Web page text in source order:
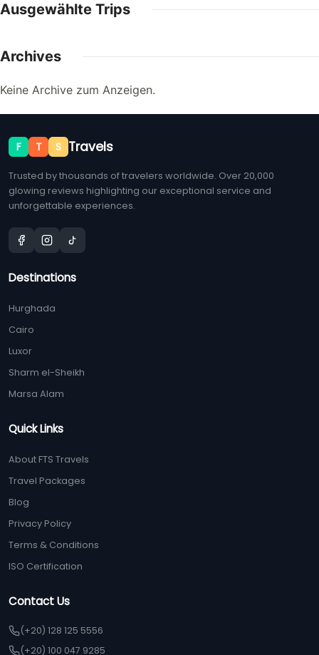
Ausgewählte Trips
Archives
Keine Archive zum Anzeigen.
F T S Travels
Trusted by thousands of travelers worldwide. Over 20,000
glowing reviews highlighting our exceptional service and
unforgettable experiences.
Destinations
Hurghada
Cairo
Luxor
Sharm el-Sheikh
Marsa Alam
Quick Links
About FTS Travels
Travel Packages
Blog
Privacy Policy
Terms & Conditions
ISO Certification
Contact Us
(+20) 128 125 5556
(+20) 100 047 9285